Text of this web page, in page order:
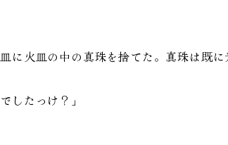
に火皿の中の真珠を捨てた。真珠は既に
したっけ？」